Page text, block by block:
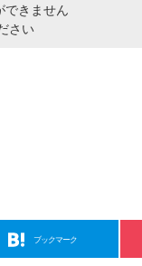
できません
さい
ブックマーク